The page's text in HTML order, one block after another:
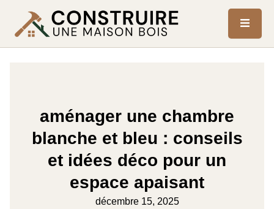
aménager une chambre
blanche et bleu : conseils
et idées déco pour un
espace apaisant
décembre 15, 2025